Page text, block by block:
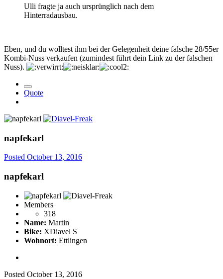
Ulli fragte ja auch ursprünglich nach dem
Hinterradausbau.
Eben, und du wolltest ihm bei der Gelegenheit deine falsche 28/55er
Kombi-Nuss verkaufen (zumindest führt dein Link zu der falschen
Nuss).
Quote
napfekarl
Posted October 13, 2016
napfekarl
Members
318
Name: Martin
Bike: XDiavel S
Wohnort: Ettlingen
Posted October 13, 2016